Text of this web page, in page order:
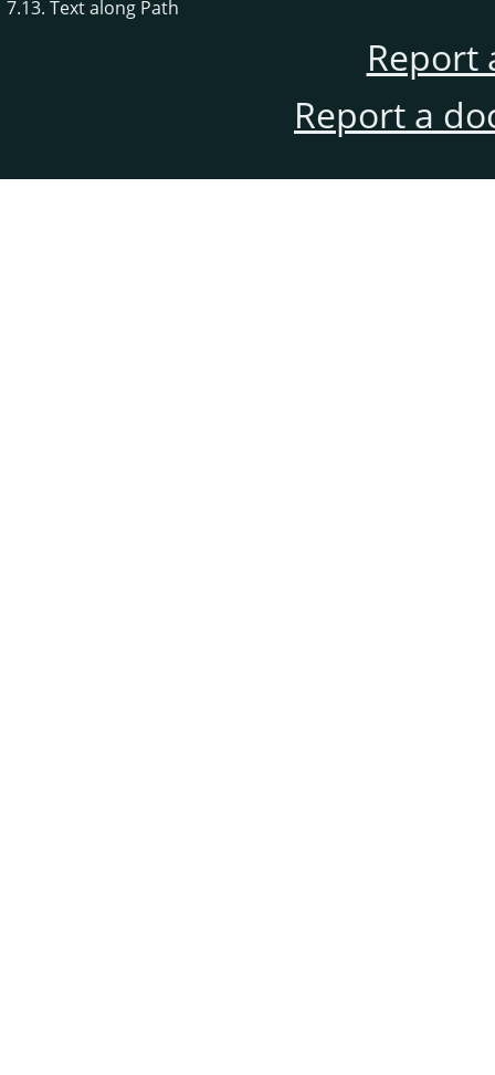
7.13. Text along Path
Report
Report a